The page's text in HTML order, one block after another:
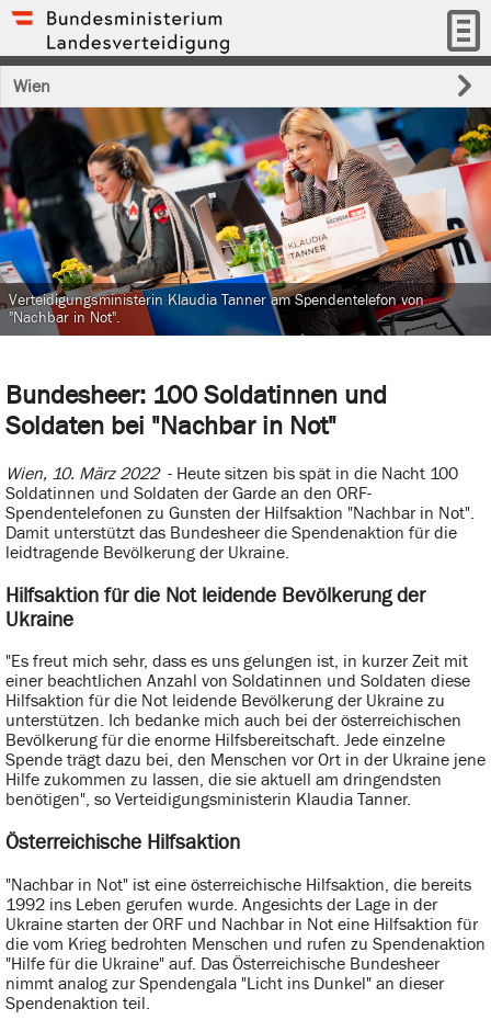
Wien
Bundesheer: 100 Soldatinnen und
Soldaten bei "Nachbar in Not"
Wien, 10. März 2022 - Heute sitzen bis spät in die Nacht 100
Soldatinnen und Soldaten der Garde an den ORF-
Spendentelefonen zu Gunsten der Hilfsaktion "Nachbar in Not".
Damit unterstützt das Bundesheer die Spendenaktion für die
leidtragende Bevölkerung der Ukraine.
Hilfsaktion für die Not leidende Bevölkerung der
Ukraine
"Es freut mich sehr, dass es uns gelungen ist, in kurzer Zeit mit
einer beachtlichen Anzahl von Soldatinnen und Soldaten diese
Hilfsaktion für die Not leidende Bevölkerung der Ukraine zu
unterstützen. Ich bedanke mich auch bei der österreichischen
Bevölkerung für die enorme Hilfsbereitschaft. Jede einzelne
Spende trägt dazu bei, den Menschen vor Ort in der Ukraine jene
Hilfe zukommen zu lassen, die sie aktuell am dringendsten
benötigen", so Verteidigungsministerin Klaudia Tanner.
Österreichische Hilfsaktion
"Nachbar in Not" ist eine österreichische Hilfsaktion, die bereits
1992 ins Leben gerufen wurde. Angesichts der Lage in der
Ukraine starten der ORF und Nachbar in Not eine Hilfsaktion für
die vom Krieg bedrohten Menschen und rufen zu Spendenaktion
"Hilfe für die Ukraine" auf. Das Österreichische Bundesheer
nimmt analog zur Spendengala "Licht ins Dunkel" an dieser
Spendenaktion teil.
Verteidigungsministerin Klaudia Tanner am Spendentelefon von
"Nachbar in Not".